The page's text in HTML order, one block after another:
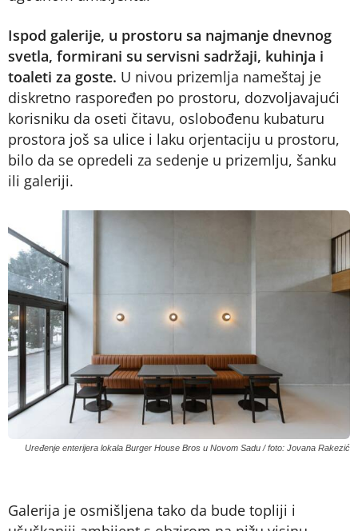
Ispod galerije, u prostoru sa najmanje dnevnog
svetla, formirani su servisni sadržaji, kuhinja i
toaleti za goste. U nivou prizemlja nameštaj je
diskretno raspoređen po prostoru, dozvoljavajući
korisniku da oseti čitavu, oslobođenu kubaturu
prostora još sa ulice i laku orjentaciju u prostoru,
bilo da se opredeli za sedenje u prizemlju, šanku
ili galeriji.
Uređenje enterijera lokala Burger House Bros u Novom Sadu / foto: Jovana Rakezić
Galerija je osmišljena tako da bude topliji i